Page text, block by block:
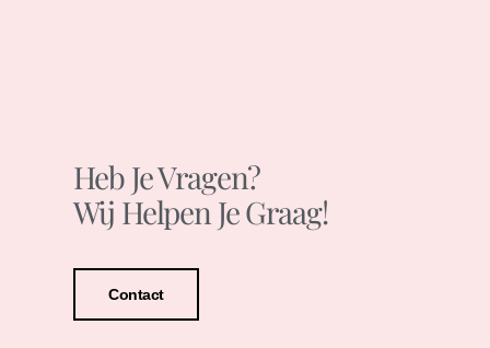
Heb Je Vragen?
Wij Helpen Je Graag!
Contact